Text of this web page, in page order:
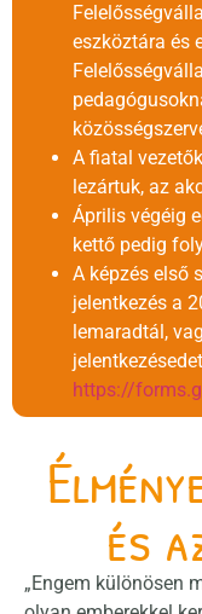
eszköztára és
A fiatal
lezártuk, az
Április végéig
kettő pedig
A képzés első
jelentkezés a
lemaradtál,
https://
és
„Engem különösen